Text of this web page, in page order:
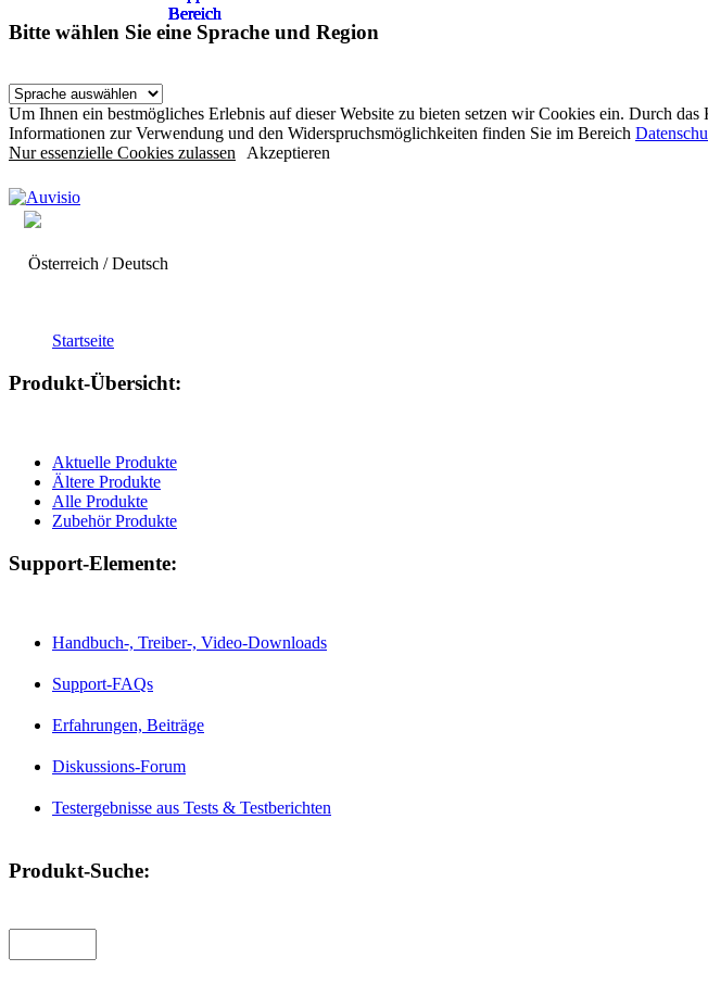
Bitte wählen Sie eine Sprache und Region
Um Ihnen ein bestmögliches Erlebnis auf dieser Website zu bieten setzen wir Cookies ein. Durch
Informationen zur Verwendung und den Widerspruchsmöglichkeiten finden Sie im Bereich
Nur essenzielle Cookies zulassen Akzeptieren
Österreich / Deutsch
Startseite
Produkt-Übersicht:
Aktuelle Produkte
Ältere Produkte
Alle Produkte
Zubehör Produkte
Support-Elemente:
Handbuch-, Treiber-, Video-Downloads
Support-FAQs
Erfahrungen, Beiträge
Diskussions-Forum
Testergebnisse aus Tests & Testberichten
Produkt-Suche:
Bereich
Bereich
Bereich
Bereich
Bereich
Bereich